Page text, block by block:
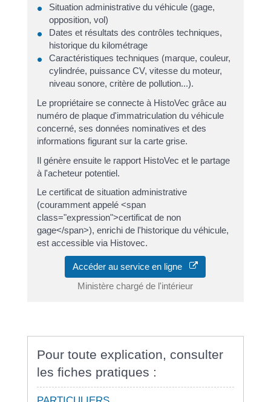
Situation administrative du véhicule (gage,
opposition, vol)
Dates et résultats des contrôles techniques,
historique du kilométrage
Caractéristiques techniques (marque, couleur,
cylindrée, puissance CV, vitesse du moteur,
niveau sonore, critère de pollution...).
Le propriétaire se connecte à HistoVec grâce au
numéro de plaque d'immatriculation du véhicule
concerné, ses données nominatives et des
informations figurant sur la carte grise.
Il génère ensuite le rapport HistoVec et le partage
à l'acheteur potentiel.
Le certificat de situation administrative
(couramment appelé <span
class="expression">certificat de non
gage</span>), enrichi de l'historique du véhicule,
est accessible via Histovec.
Accéder au service en ligne
Ministère chargé de l'intérieur
Pour toute explication, consulter
les fiches pratiques :